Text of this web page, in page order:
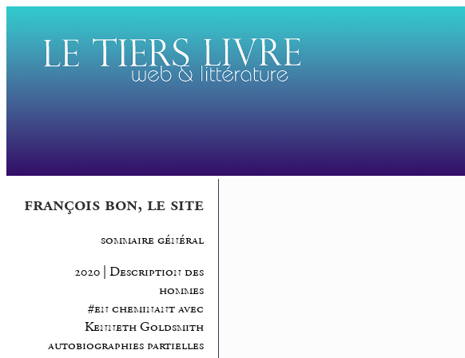
françois bon, le site
sommaire général
2020 | Description des
hommes
#en cheminant avec
Kenneth Goldsmith
autobiographies partielles